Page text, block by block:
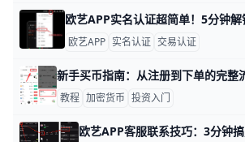
欧艺APP 实名认证 交易认证
教程 加密货币 投资入门